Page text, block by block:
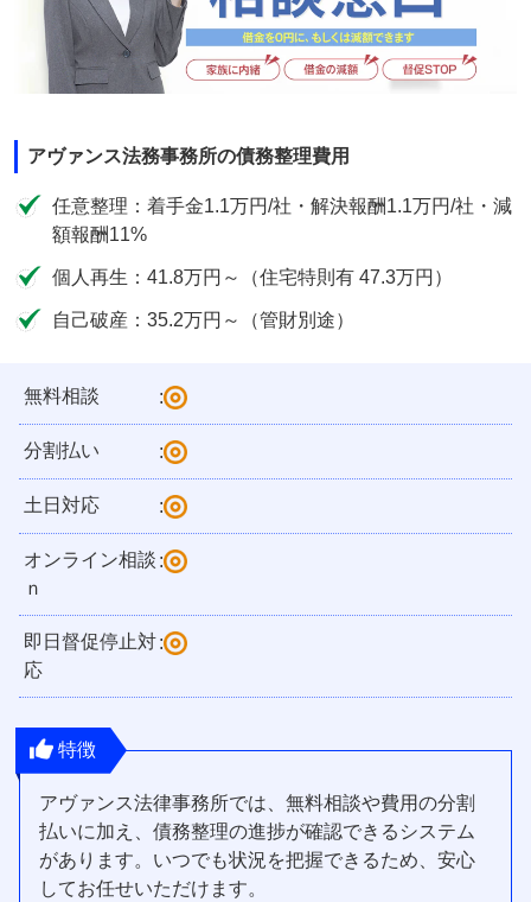
アヴァンス法務事務所の債務整理費用
任意整理：着手金1.1万円/社・解決報酬1.1万円/社・減
額報酬11%
個人再生：41.8万円～（住宅特則有 47.3万円）
自己破産：35.2万円～（管財別途）
無料相談 :
分割払い :
土日対応 :
オンライン相談
ｎ
:
即日督促停止対
応
:
特徴
アヴァンス法律事務所では、無料相談や費用の分割
払いに加え、債務整理の進捗が確認できるシステム
があります。いつでも状況を把握できるため、安心
してお任せいただけます。